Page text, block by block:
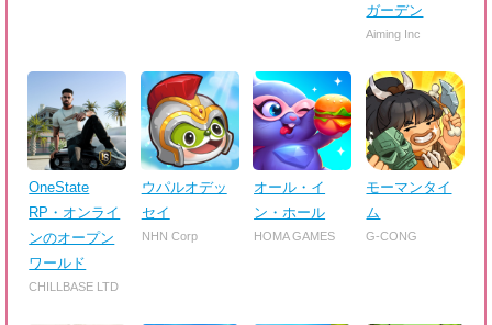
ガーデン
Aiming Inc
OneState
RP・オンライ
ンのオープン
ワールド
CHILLBASE LTD
ウパルオデッ
セイ
NHN Corp
オール・イ
ン・ホール
HOMA GAMES
モーマンタイ
ム
G-CONG